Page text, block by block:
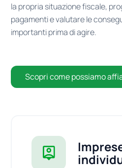
la propria situazione fiscale,
pagamenti e valutare le
importanti prima di agire.
Scopri come possiamo